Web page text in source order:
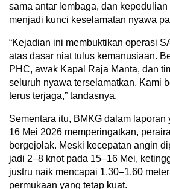
sama antar lembaga, dan
menjadi kunci keselamatan nyawa
“Kejadian ini membuktikan operasi
atas dasar niat tulus kemanusiaan.
PHC, awak Kapal Raja Manta, dan
seluruh nyawa terselamatkan. Kami
terus terjaga,” tandasnya.
Sementara itu, BMKG dalam laporan
16 Mei 2026 memperingatkan,
bergejolak. Meski kecepatan angin
jadi 2–8 knot pada 15–16 Mei,
justru naik mencapai 1,30–1,60
permukaan yang tetap kuat.